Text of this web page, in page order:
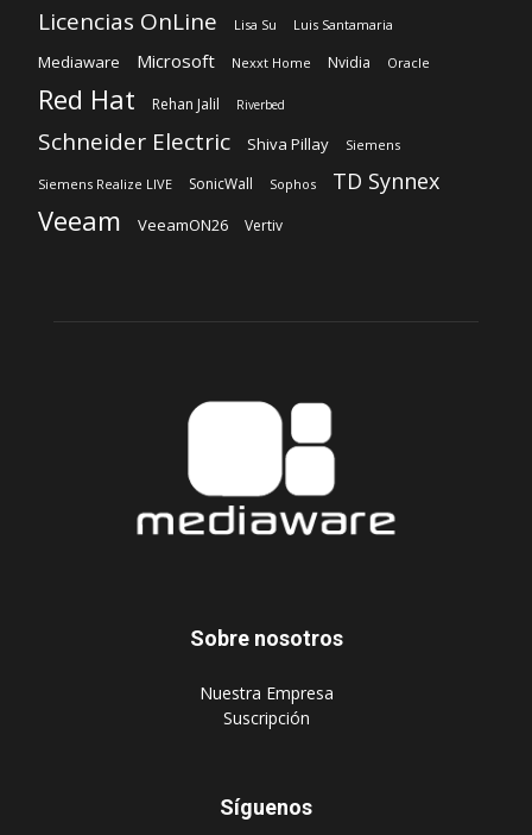
Licencias OnLine Lisa Su Luis Santamaria
Mediaware Microsoft Nexxt Home Nvidia Oracle
Red Hat Rehan Jalil Riverbed
Schneider Electric Shiva Pillay Siemens
Siemens Realize LIVE SonicWall Sophos TD Synnex
Veeam VeeamON26 Vertiv
Sobre nosotros
‎Nuestra Empresa
‎Suscripción
Síguenos